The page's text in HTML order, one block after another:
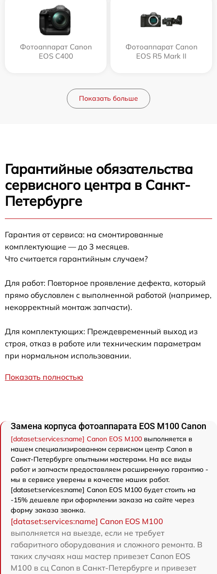
Фотоаппарат Canon
EOS C400
Фотоаппарат Canon
EOS R5 Mark II
Показать больше
Гарантийные обязательства
сервисного центра в Санкт-
Петербурге
Гарантия от сервиса: на смонтированные
комплектующие — до 3 месяцев.
Что считается гарантийным случаем?
Для работ: Повторное проявление дефекта, который
прямо обусловлен с выполненной работой (например,
некорректный монтаж запчасти).
Для комплектующих: Преждевременный выход из
строя, отказ в работе или техническим параметрам
при нормальном использовании.
Показать полностью
Замена корпуса фотоаппарата EOS M100 Canon
[dataset:services:name] Canon EOS M100 выполняется в
нашем специализированном сервисном центр Canon в
Санкт-Петербурге опытными мастерами. На все виды
работ и запчасти предоставляем расширенную гарантию -
мы в сервисе уверены в качестве наших работ.
[dataset:services:name] Canon EOS M100 будет стоить на
-15% дешевле при оформлении заказа на сайте через
форму заказа звонка.
[dataset:services:name] Canon EOS M100
выполняется на выезде, если не требует
габаритного оборудования и сложного ремонта. В
таких случаях наш мастер привезет Canon EOS
M100 в сц Canon в Санкт-Петербурге и привезет